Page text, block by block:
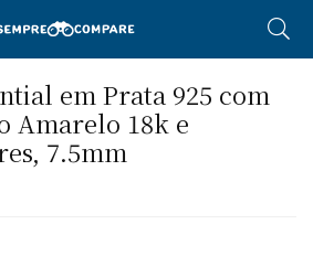
em Prata 925 com
Amarelo 18k e
7.5mm